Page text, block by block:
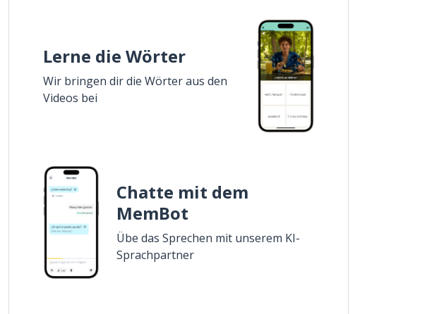
Lerne die Wörter
Wir bringen dir die Wörter aus den
Videos bei
Chatte mit dem
MemBot
Übe das Sprechen mit unserem KI-
Sprachpartner